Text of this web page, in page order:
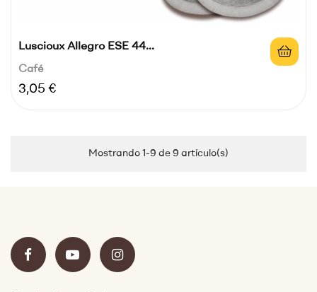
Luscioux Allegro ESE 44...
Café
Precio
3,05 €
Mostrando 1-9 de 9 artículo(s)